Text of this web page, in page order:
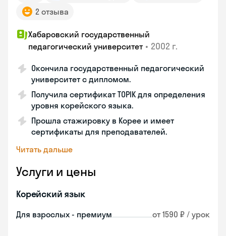
2 отзыва
Хабаровский государственный
педагогический университет • 2002 г.
Окончила государственный педагогический
университет с дипломом.
Получила сертификат TOPIK для определения
уровня корейского языка.
Прошла стажировку в Корее и имеет
сертификаты для преподавателей.
Читать дальше
Услуги и цены
Корейский язык
Для взрослых - премиум от 1590 ₽ / урок